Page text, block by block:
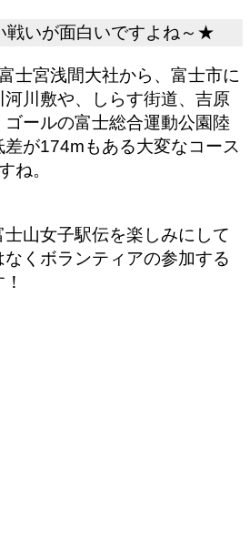
戦いが面白いですよね～★
士宮浅間大社から、富士市に
川敷や、しらす街道、吉原
ールの富士総合運動公園陸
差が174mもある大変なコース
ね。
山女子駅伝を楽しみにして
くボランティアの参加する